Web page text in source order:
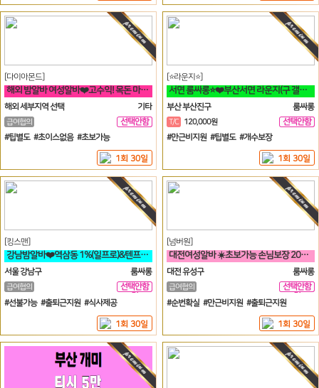
[다이아몬드]
해외 밤알바 여성알바❤️고수익! 목돈 마련의 꿈! 미국에서 이루세요❤️
해외 세부지역 선택
기타
급여협의
선택안함
#팁별도 #초이스없음 #초보가능
1회 30일
[⭐라운지⭐]
서면 룸싸롱⭐❤️부산서면 라운지(구 갤러리) 언니들 모십니다❤️⭐
부산 부산진구
룸싸롱
T/C 120,000원
선택안함
#만근비지원 #팁별도 #개수보장
1회 30일
[킹스맨]
강남밤알바❤️역삼동 1%(일프로)&텐프로 직영 강남 1등❤️
서울 강남구
룸싸롱
급여협의
선택안함
일
#선불가능 #출퇴근지원 #식사제공
1회 30일
[넘버원]
대전여성알바 ☀️초보가능 손님보장 20대30대가족모집☀️
대전 유성구
룸싸롱
급여협의
선택안함
일
#순번확실 #만근비지원 #출퇴근지원
1회 30일